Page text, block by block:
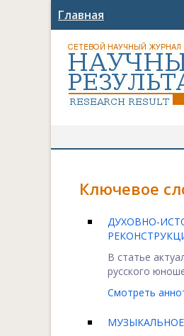
Главная
Ключевое
ДУХОВНО-
В статье
русского
Смотреть